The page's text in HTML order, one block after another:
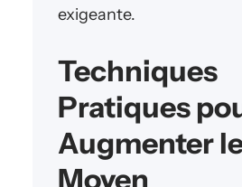
exigeante.
Techniques
Pratiques
Augmenter
Moyen